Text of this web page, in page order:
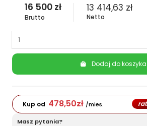
16 500 zł
Brutto
13 414,63 zł
Netto
Dodaj do koszyka
Kup od 478,50zł /mies.
Masz pytania?